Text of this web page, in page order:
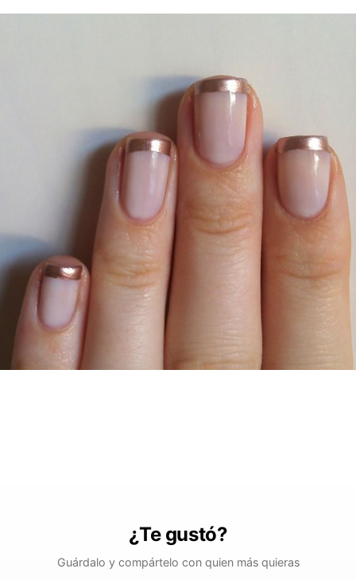
¿Te gustó?
Guárdalo y compártelo con quien más quieras